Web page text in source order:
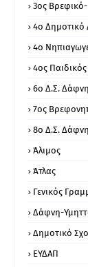
3ος
4ο Δημοτικό
4ο
4ος
6ο Δ.Σ.
7ος
8ο Δ.Σ.
Άλιμος
Άτλας
Γενικός
Δάφνη-
Δημοτικό
ΕΥΔΑΠ